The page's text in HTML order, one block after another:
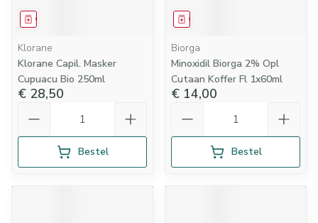
Geneesmiddel
Klorane
Klorane Capil. Masker
Cupuacu Bio 250ml
€ 28,50
Bestel
Geneesmiddel
Biorga
Minoxidil Biorga 2% Opl
Cutaan Koffer Fl 1x60ml
€ 14,00
Bestel